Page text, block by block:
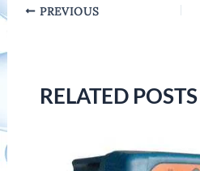
Post PREVIOUS
RELATED POSTS